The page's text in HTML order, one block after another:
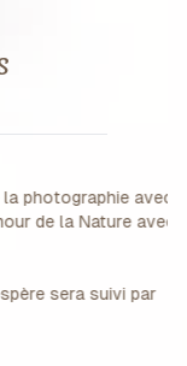
photographie avec
de la Nature avec
sera suivi par